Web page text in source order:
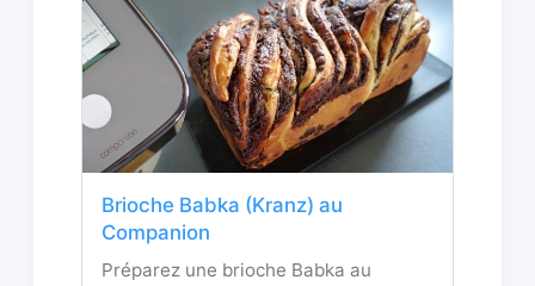
Brioche Babka (Kranz) au
Companion
Préparez une brioche Babka au